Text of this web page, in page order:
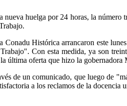
huelga por 24 horas, la
Conadu Histórica arrancaron este
Con esta medida, ya son
la última oferta que hizo la
de un comunicado, que luego de
a los reclamos de la